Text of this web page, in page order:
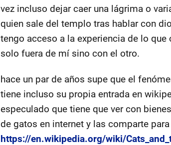
vez incluso dejar caer una lágrima o
quien sale del templo tras hablar con
tengo acceso a la experiencia de lo
solo fuera de mí sino con el otro.
hace un par de años supe que el
tiene incluso su propia entrada en
especulado que tiene que ver con
de gatos en internet y las comparte
https://en.wikipedia.org/wiki/